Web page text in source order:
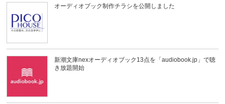
オーディオブック制作チラシを公開しました
新潮文庫nexオーディオブック13点を「audiobook.jp」で聴
き放題開始